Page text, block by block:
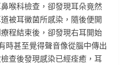
喉科檢查，卻發現耳朵竟然
被耳黴菌所感染，隨後便開
程結束後，卻發現右耳開始
時甚至覺得聲音像從腦中傳出
查後發現感染已經痊癒，耳